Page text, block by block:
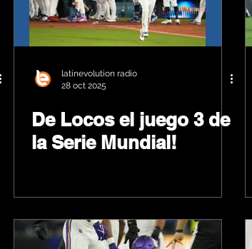
latinevolution radio
28 oct 2025
De Locos el juego 3 de
la Serie Mundial!